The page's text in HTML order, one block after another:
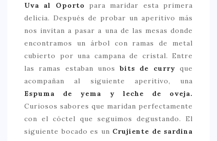
Uva al Oporto para maridar esta primera
delicia. Después de probar un aperitivo más
nos invitan a pasar a una de las mesas donde
encontramos un árbol con ramas de metal
cubierto por una campana de cristal. Entre
las ramas estaban unosbits de curry que
acompañan al siguiente aperitivo, una
Espuma de yema y leche de oveja.
Curiosos sabores que maridan perfectamente
con el cóctel que seguimos degustando. El
siguiente bocado es un Crujiente de sardina